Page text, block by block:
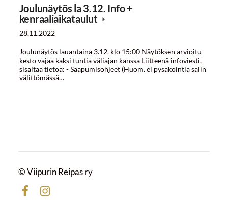
Joulunäytös la 3.12. Info +
kenraaliaikataulut
28.11.2022
Joulunäytös lauantaina 3.12. klo 15:00 Näytöksen arvioitu
kesto vajaa kaksi tuntia väliajan kanssa Liitteenä infoviesti,
sisältää tietoa: - Saapumisohjeet (Huom. ei pysäköintiä salin
välittömässä…
© Viipurin Reipas ry